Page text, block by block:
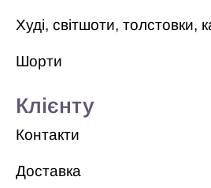
Худі, світшоти, толстовки,
Шорти
Клієнту
Контакти
Доставка